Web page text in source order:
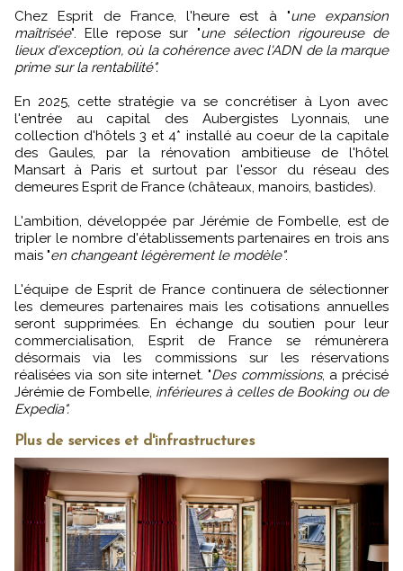
Chez Esprit de France, l'heure est à "une expansion
maîtrisée". Elle repose sur "une sélection rigoureuse de
lieux d'exception, où la cohérence avec l'ADN de la marque
prime sur la rentabilité".
En 2025, cette stratégie va se concrétiser à Lyon avec
l'entrée au capital des Aubergistes Lyonnais, une
collection d'hôtels 3 et 4* installé au coeur de la capitale
des Gaules, par la rénovation ambitieuse de l'hôtel
Mansart à Paris et surtout par l'essor du réseau des
demeures Esprit de France (châteaux, manoirs, bastides).
L'ambition, développée par Jérémie de Fombelle, est de
tripler le nombre d'établissements partenaires en trois ans
mais "en changeant légèrement le modèle".
L'équipe de Esprit de France continuera de sélectionner
les demeures partenaires mais les cotisations annuelles
seront supprimées. En échange du soutien pour leur
commercialisation, Esprit de France se rémunèrera
désormais via les commissions sur les réservations
réalisées via son site internet. "Des commissions, a précisé
Jérémie de Fombelle, inférieures à celles de Booking ou de
Expedia".
Plus de services et d'infrastructures